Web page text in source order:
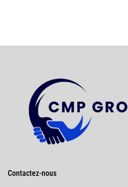
Contactez-nous